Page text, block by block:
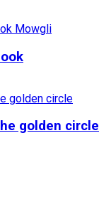
golden circle